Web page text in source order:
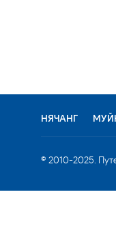
НЯЧАНГ
© 2010-2025.